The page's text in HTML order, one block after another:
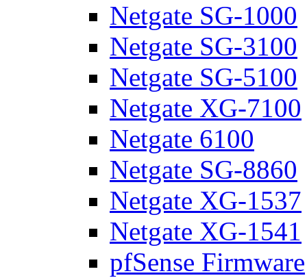
Netgate SG-1000
Netgate SG-3100
Netgate SG-5100
Netgate XG-7100
Netgate 6100
Netgate SG-8860
Netgate XG-1537
Netgate XG-1541
pfSense Firmware